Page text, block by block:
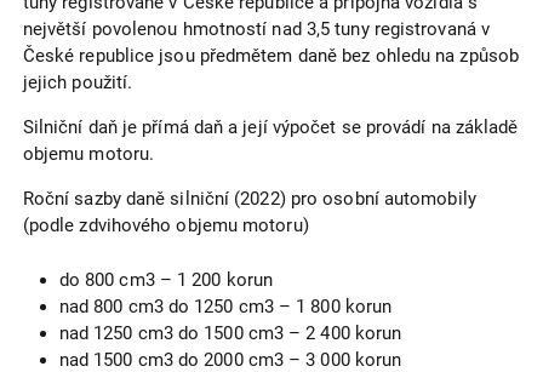
největší povolenou hmotností nad 3,5 tuny registrovaná v
České republice jsou předmětem daně bez ohledu na způsob
jejich použití.
Silniční daň je přímá daň a její výpočet se provádí na základě
objemu motoru.
Roční sazby daně silniční (2022) pro osobní automobily
(podle zdvihového objemu motoru)
do 800 cm3 – 1 200 korun
nad 800 cm3 do 1250 cm3 – 1 800 korun
nad 1250 cm3 do 1500 cm3 – 2 400 korun
nad 1500 cm3 do 2000 cm3 – 3 000 korun